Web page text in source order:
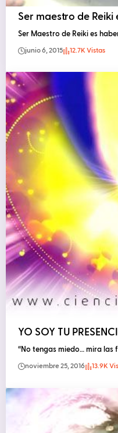
Ser maestro de Reiki
Ser Maestro de Reiki es
junio 6, 2015 12.7K Vistas
YO SOY TU
“No tengas miedo… mira las
noviembre 25, 2016 13.9K